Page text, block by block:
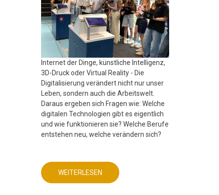
Internet der Dinge, künstliche Intelligenz,
3D-Druck oder Virtual Reality - Die
Digitalisierung verändert nicht nur unser
Leben, sondern auch die Arbeitswelt.
Daraus ergeben sich Fragen wie: Welche
digitalen Technologien gibt es eigentlich
und wie funktionieren sie? Welche Berufe
entstehen neu, welche verändern sich?
WEITERLESEN ÜBER
MINT